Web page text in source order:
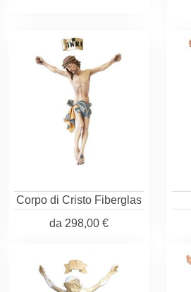
Corpo di Cristo Fiberglas
da 298,00 €